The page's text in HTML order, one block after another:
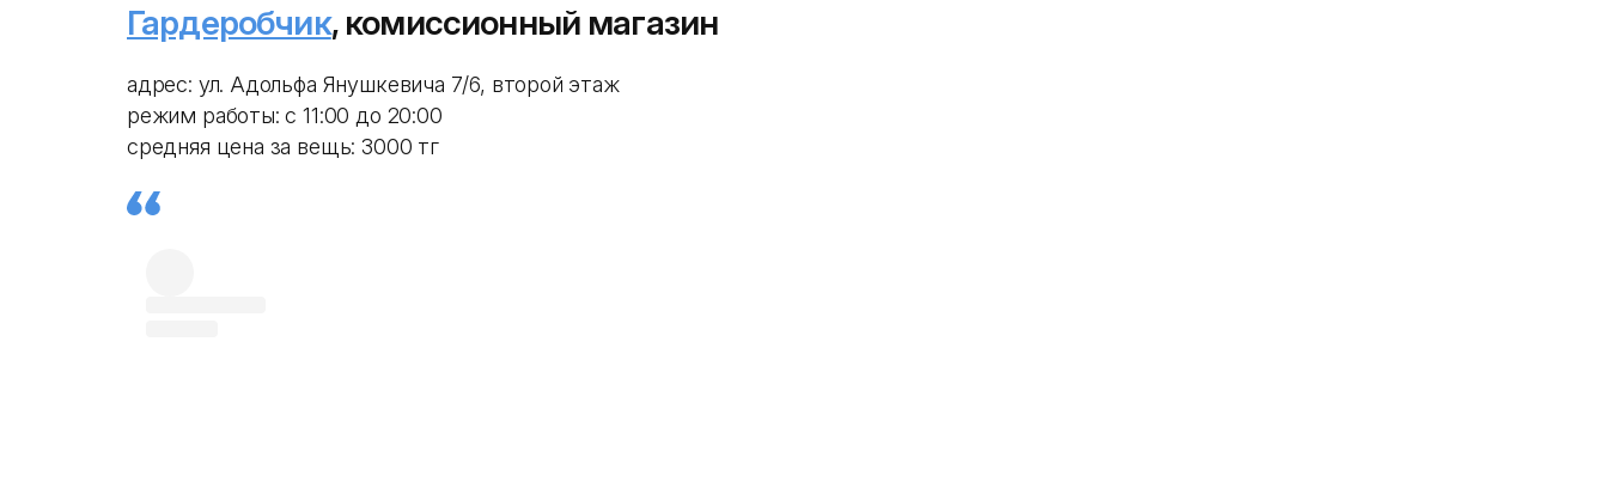
Гардеробчик, комиссионный магазин
адрес: ул. Адольфа Янушкевича 7/6, второй этаж
режим работы: с 11:00 до 20:00
средняя цена за вещь: 3000 тг